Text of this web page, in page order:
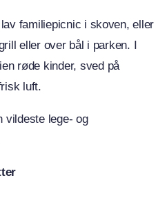
familiepicnic i skoven, eller
eller over bål i parken. I
røde kinder, sved på
luft.
vildeste lege- og